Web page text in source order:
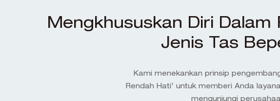
Mengkhususkan Diri
Jenis Tas
Kami menekankan prinsip
Rendah Hati' untuk memberi Anda